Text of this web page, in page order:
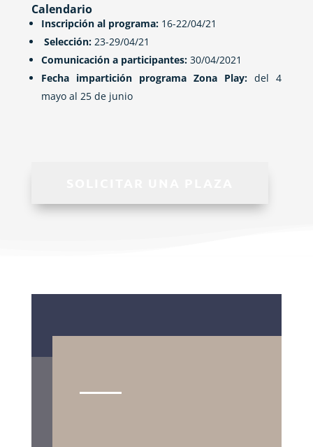
Calendario
Inscripción al programa:16-22/04/21
Selección:23-29/04/21
Comunicación a participantes:30/04/2021
Fecha impartición programa Zona Play: del 4
mayo al 25 de junio